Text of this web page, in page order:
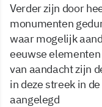
Verder zijn door
monumenten
waar mogelijk
eeuwse
van aandacht zijn
in deze streek in
aangelegd